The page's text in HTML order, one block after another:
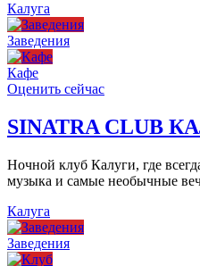
Калуга
Заведения
Кафе
Оценить сейчас
SINATRA CLUB
Ночной клуб Калуги, где
музыка и самые необычные
Калуга
Заведения